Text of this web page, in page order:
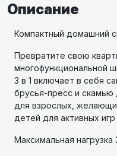
Описание
Компактный домашний
Превратите свою
многофункциональной
3 в 1 включает в себя
брусья-пресс и
для взрослых,
детей для активных
Максимальная нагрузка